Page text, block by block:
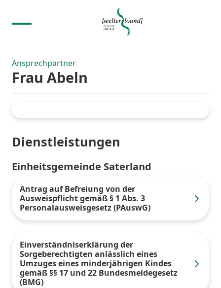
Ansprechpartner
Frau Abeln
Dienstleistungen
Einheitsgemeinde Saterland
Antrag auf Befreiung von der
Ausweispflicht gemäß § 1 Abs. 3
Personalausweisgesetz (PAuswG)
Einverständniserklärung der
Sorgeberechtigten anlässlich eines
Umzuges eines minderjährigen Kindes
gemäß §§ 17 und 22 Bundesmeldegesetz
(BMG)